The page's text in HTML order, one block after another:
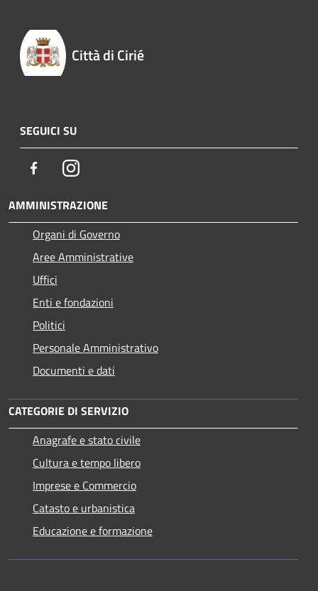
Città di Cirié
SEGUICI SU
FacebookInstagram
AMMINISTRAZIONE
Organi di Governo
Aree Amministrative
Uffici
Enti e fondazioni
Politici
Personale Amministrativo
Documenti e dati
CATEGORIE DI SERVIZIO
Anagrafe e stato civile
Cultura e tempo libero
Imprese e Commercio
Catasto e urbanistica
Educazione e formazione